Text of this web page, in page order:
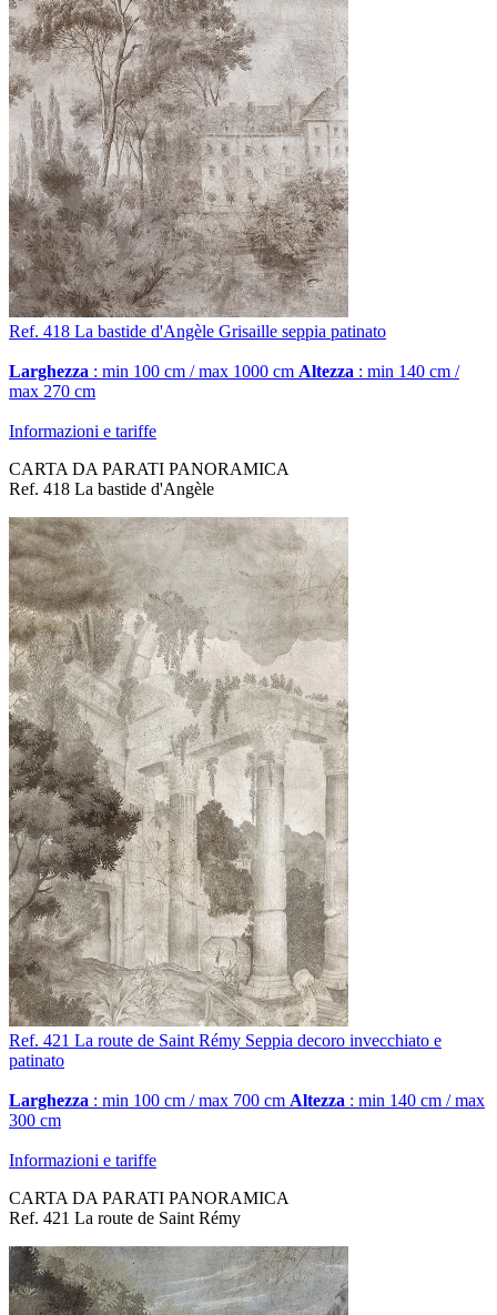
Ref. 418 La bastide d'Angèle Grisaille seppia patinato
Larghezza : min 100 cm / max 1000 cm Altezza : min 140 cm /
max 270 cm
Informazioni e tariffe
CARTA DA PARATI PANORAMICA
Ref. 418 La bastide d'Angèle
Ref. 421 La route de Saint Rémy Seppia decoro invecchiato e
patinato
Larghezza : min 100 cm / max 700 cm Altezza : min 140 cm / max
300 cm
Informazioni e tariffe
CARTA DA PARATI PANORAMICA
Ref. 421 La route de Saint Rémy